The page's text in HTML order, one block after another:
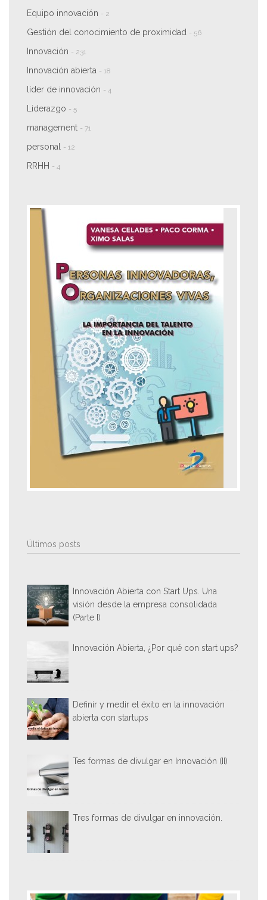
Equipo innovación - 2
Gestión del conocimiento de proximidad - 56
Innovación - 231
Innovación abierta - 18
líder de innovación - 4
Liderazgo - 5
management - 71
personal - 12
RRHH - 4
Últimos posts
Innovación Abierta con Start Ups. Una
visión desde la empresa consolidada
(Parte I)
Innovación Abierta, ¿Por qué con start ups?
Definir y medir el éxito en la innovación
abierta con startups
Tes formas de divulgar en Innovación (II)
Tres formas de divulgar en innovación.